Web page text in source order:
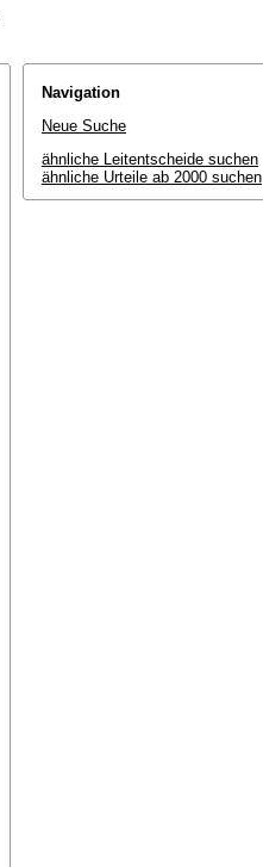
Navigation
Neue Suche
ähnliche Leitentscheide suchen
ähnliche Urteile ab 2000 suchen